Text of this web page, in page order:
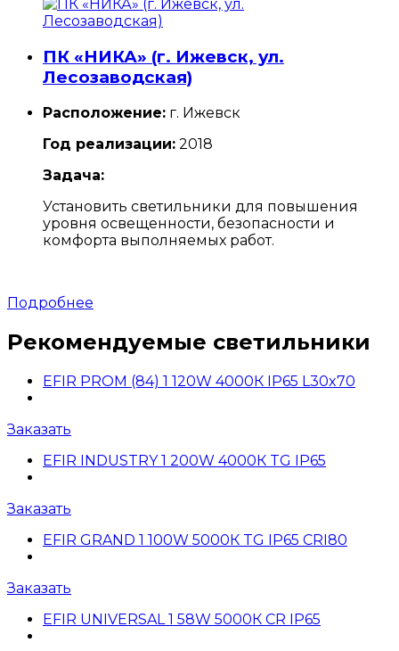
ПК «НИКА» (г. Ижевск, ул.
Лесозаводская)
Расположение: г. Ижевск
Год реализации: 2018
Задача:
Установить светильники для повышения
уровня освещенности, безопасности и
комфорта выполняемых работ.
Подробнее
Рекомендуемые светильники
EFIR PROM (84) 1 120W 4000К IP65 L30x70
Заказать
EFIR INDUSTRY 1 200W 4000К TG IP65
Заказать
EFIR GRAND 1 100W 5000К TG IP65 CRI80
Заказать
EFIR UNIVERSAL 1 58W 5000К CR IP65